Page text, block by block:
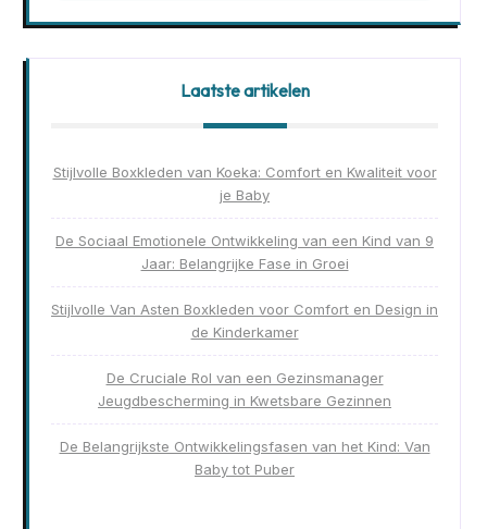
Laatste artikelen
Stijlvolle Boxkleden van Koeka: Comfort en Kwaliteit voor
je Baby
De Sociaal Emotionele Ontwikkeling van een Kind van 9
Jaar: Belangrijke Fase in Groei
Stijlvolle Van Asten Boxkleden voor Comfort en Design in
de Kinderkamer
De Cruciale Rol van een Gezinsmanager
Jeugdbescherming in Kwetsbare Gezinnen
De Belangrijkste Ontwikkelingsfasen van het Kind: Van
Baby tot Puber